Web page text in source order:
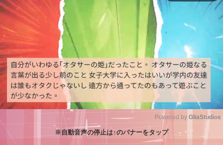
Powered by GliaStudios
※自動音声の停止は↑のバナーをタップ